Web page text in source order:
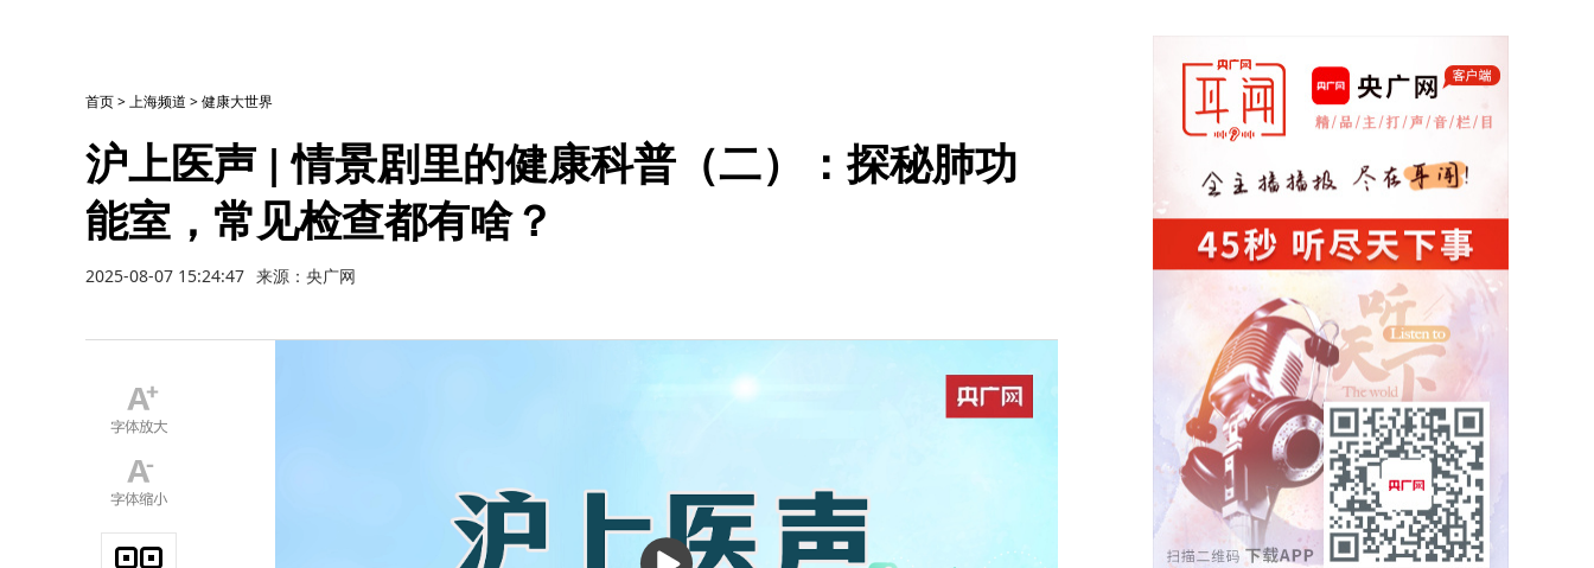
首页>上海频道 >健康大世界
沪上医声 | 情景剧里的健康科普（二）：探秘肺功
能室，常见检查都有啥？
2025-08-07 15:24:47 来源：央广网
播
放